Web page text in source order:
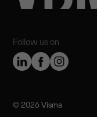
Follow us on
©️ 2026 Visma